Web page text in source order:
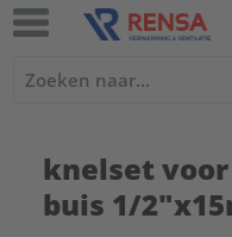
knelset
buis 1/